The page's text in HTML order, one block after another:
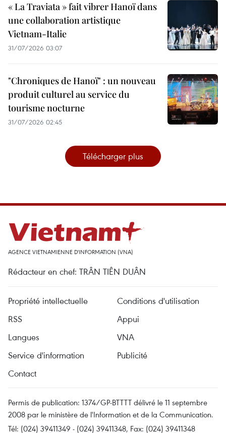
« La Traviata » fait vibrer Hanoï dans
une collaboration artistique
Vietnam-Italie
31/07/2026 03:07
"Chroniques de Hanoï" : un nouveau
produit culturel au service du
tourisme nocturne
31/07/2026 02:45
Télécharger plus
AGENCE VIETNAMIENNE D'INFORMATION (VNA)
Rédacteur en chef: TRÂN TIÊN DUÂN
Propriété intellectuelle
Conditions d'utilisation
RSS
Appui
Langues
VNA
Service d'information
Publicité
Contact
Permis de publication: 1374/GP-BTTTT délivré le 11 septembre
2008 par le ministère de l'Information et de la Communication.
Tél: (024) 39411349 - (024) 39411348, Fax: (024) 39411348